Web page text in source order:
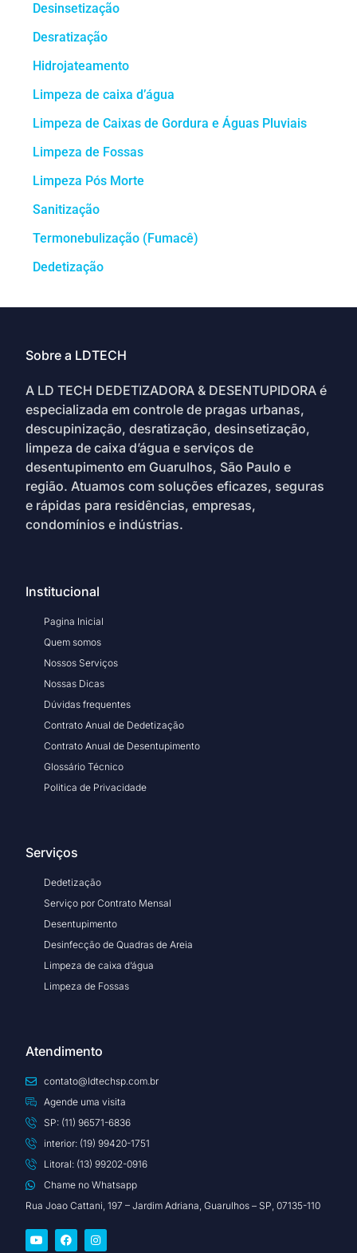
Desinsetização
Desratização
Hidrojateamento
Limpeza de caixa d’água
Limpeza de Caixas de Gordura e Águas Pluviais
Limpeza de Fossas
Limpeza Pós Morte
Sanitização
Termonebulização (Fumacê)
Dedetização
Sobre a LDTECH
A LD TECH DEDETIZADORA & DESENTUPIDORA é
especializada em controle de pragas urbanas,
descupinização, desratização, desinsetização,
limpeza de caixa d’água e serviços de
desentupimento em Guarulhos, São Paulo e
região. Atuamos com soluções eficazes, seguras
e rápidas para residências, empresas,
condomínios e indústrias.
Institucional
Pagina Inicial
Quem somos
Nossos Serviços
Nossas Dicas
Dúvidas frequentes
Contrato Anual de Dedetização
Contrato Anual de Desentupimento
Glossário Técnico
Politica de Privacidade
Serviços
Dedetização
Serviço por Contrato Mensal
Desentupimento
Desinfecção de Quadras de Areia
Limpeza de caixa d’água
Limpeza de Fossas
Atendimento
contato@ldtechsp.com.br
Agende uma visita
SP: (11) 96571-6836
interior: (19) 99420-1751
Litoral: (13) 99202-0916
Chame no Whatsapp
Rua Joao Cattani, 197 – Jardim Adriana, Guarulhos – SP, 07135-110